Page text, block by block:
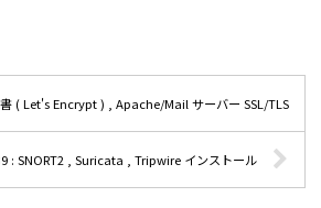
( Let's Encrypt ) , Apache/Mail サーバー SSL/TLS
: SNORT2 , Suricata , Tripwire インストール